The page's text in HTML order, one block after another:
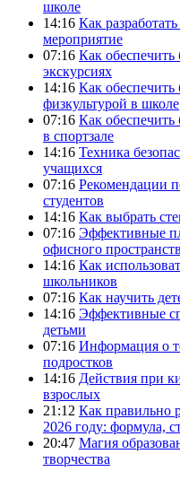
школе
14:16 Как
мероприятие
07:16 Как обеспечить
экскурсиях
14:16 Как обеспечить
физкультурой в школе
07:16 Как обеспечить
в спортзале
14:16 Техника
учащихся
07:16 Рекомендации
студентов
14:16 Как выбрать
07:16 Эффективные
офисного
14:16 Как
школьников
07:16 Как научить
14:16 Эффективные
детьми
07:16 Информация о
подростков
14:16 Действия при
взрослых
21:12 Как правильно
2026 году: формула,
20:47 Магия
творчества